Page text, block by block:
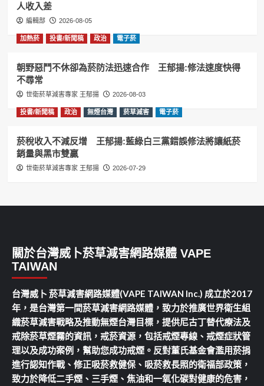
人收入差
編輯部 2026-08-05
加熱菸 投書/新聞稿 政治 電子菸
朝野惡鬥不休卻為菸防法迅速合作 王郁揚:修法速度快得
不尋常
世衛菸草減害專家 王郁揚 2026-08-03
投書/新聞稿 政治 無煙台灣 菸草減害 電子菸
菸稅收入不減反增 王郁揚:藍綠白三黨錯誤修法將讓紙菸
銷量與黑市雙贏
世衛菸草減害專家 王郁揚 2026-07-29
關於台灣威卜菸草減害網路媒體 VAPE
TAIWAN
台灣威卜 菸草減害網路媒體(VAPE TAIWAN Inc.) 成立於2017
年，是台灣第一間菸草減害網路媒體，致力於推廣世界衛生組
織菸草減害戰略及推動無煙台灣目標，提供尼古丁替代療法及
戒除菸草煙霧的資訊，戒菸資源，包括戒煙專線、戒煙症狀管
理以及成功案例，幫助您成功戒煙。反對董氏基金會濫用菸捐
進行認知作戰、修正吸菸救健保、吸菸救長照的衛福部政策，
致力於降低二手煙、三手煙、焦油和一氧化碳對健康的危害，